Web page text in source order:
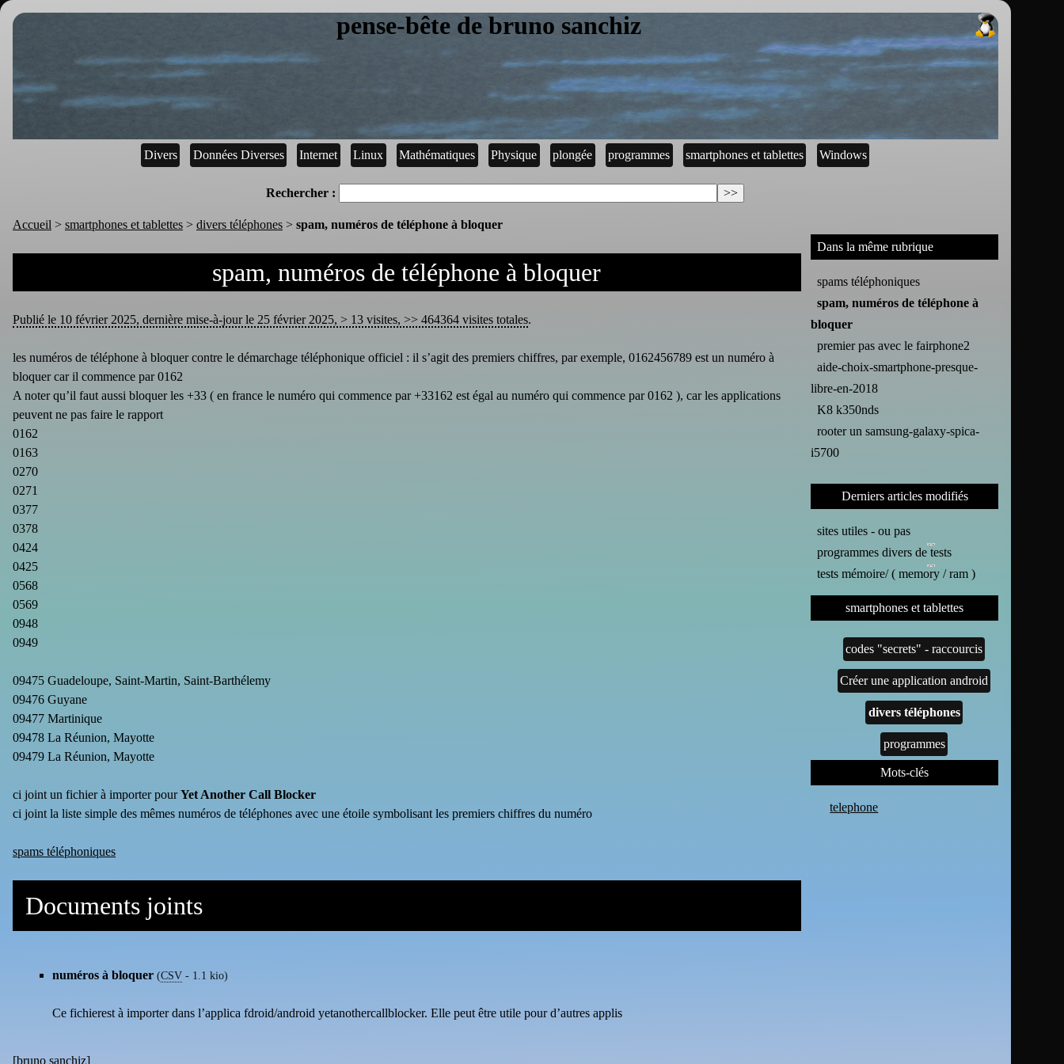
pense-bête de bruno sanchiz
Divers Données Diverses Internet Linux Mathématiques Physique plongée programmes smartphones et tablettes Windows
Rechercher :
Accueil > smartphones et tablettes > divers téléphones > spam, numéros de téléphone à bloquer
spam, numéros de téléphone à bloquer
Publié le 10 février 2025, dernière mise-à-jour le 25 février 2025, > 13 visites, >> 464364 visites totales.
les numéros de téléphone à bloquer contre le démarchage téléphonique officiel : il s’agit des premiers chiffres, par exemple, 0162456789 est un numéro à
bloquer car il commence par 0162
A noter qu’il faut aussi bloquer les +33 ( en france le numéro qui commence par +33162 est égal au numéro qui commence par 0162 ), car les applications
peuvent ne pas faire le rapport
0162
0163
0270
0271
0377
0378
0424
0425
0568
0569
0948
0949
09475 Guadeloupe, Saint-Martin, Saint-Barthélemy
09476 Guyane
09477 Martinique
09478 La Réunion, Mayotte
09479 La Réunion, Mayotte
ci joint un fichier à importer pourYet Another Call Blocker
ci joint la liste simple des mêmes numéros de téléphones avec une étoile symbolisant les premiers chiffres du numéro
spams téléphoniques
Documents joints
numéros à bloquer (CSV - 1.1 kio)
Ce fichierest à importer dans l’applica fdroid/android yetanothercallblocker. Elle peut être utile pour d’autres applis
[bruno sanchiz]
Dans la même rubrique
spams téléphoniques
spam, numéros de téléphone à
bloquer
premier pas avec le fairphone2
aide-choix-smartphone-presque-
libre-en-2018
K8 k350nds
rooter un samsung-galaxy-spica-
i5700
Derniers articles modifiés
sites utiles - ou pas
programmes divers de tests
tests mémoire/ ( memory / ram )
smartphones et tablettes
codes "secrets" - raccourcis
Créer une application android
divers téléphones
programmes
Mots-clés
telephone